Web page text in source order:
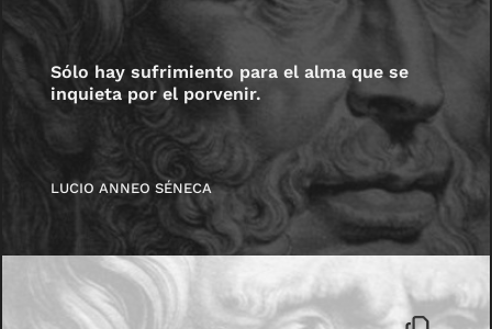
Sólo hay sufrimiento para el alma que se
inquieta por el porvenir.
LUCIO ANNEO SÉNECA